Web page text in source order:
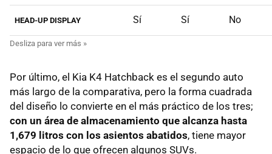
HEAD-UP DISPLAY Sí Sí No
Por último, el Kia K4 Hatchback es el segundo auto
más largo de la comparativa, pero la forma cuadrada
del diseño lo convierte en el más práctico de los tres;
con un área de almacenamiento que alcanza hasta
1,679 litros con los asientos abatidos, tiene mayor
espacio de lo que ofrecen algunos SUVs.